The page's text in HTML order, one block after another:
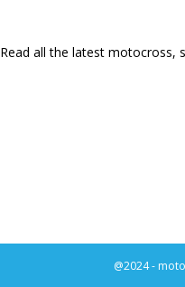
Read all the latest motocross,
@2024 -